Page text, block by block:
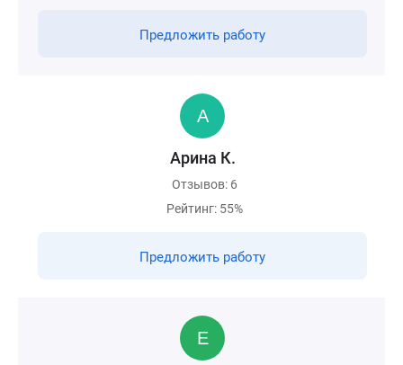
Предложить работу
Арина К.
Отзывов: 6
Рейтинг: 55%
Предложить работу